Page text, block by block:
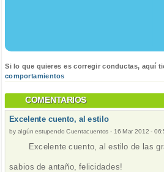
Si lo que quieres es corregir conductas, aquí
comportamientos
COMENTARIOS
Excelente cuento, al estilo
by algún estupendo Cuentacuentos - 16 Mar 2012 -
Excelente cuento, al estilo de las
sabios de antaño, felicidades!